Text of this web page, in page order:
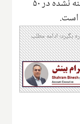
بیماری و مرگ در میان افراد واکسینه نشده در ۵۰
است.
بگیرد؛ ادامه مطلب